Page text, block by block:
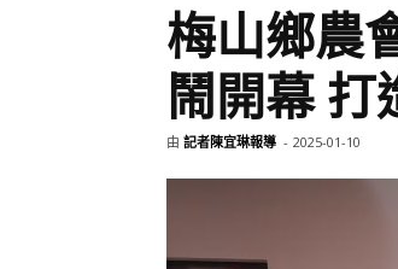
梅山鄉農
鬧開幕 打
由 記者陳宜琳報導 - 2025-01-10